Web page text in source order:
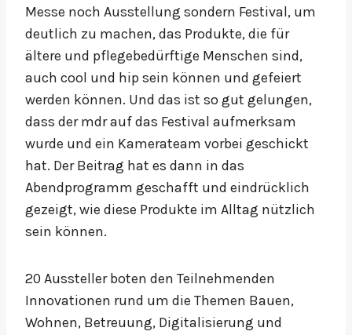
Messe noch Ausstellung sondern Festival, um
deutlich zu machen, das Produkte, die für
ältere und pflegebedürftige Menschen sind,
auch cool und hip sein können und gefeiert
werden können. Und das ist so gut gelungen,
dass der mdr auf das Festival aufmerksam
wurde und ein Kamerateam vorbei geschickt
hat. Der Beitrag hat es dann in das
Abendprogramm geschafft und eindrücklich
gezeigt, wie diese Produkte im Alltag nützlich
sein können.
20 Aussteller boten den Teilnehmenden
Innovationen rund um die Themen Bauen,
Wohnen, Betreuung, Digitalisierung und